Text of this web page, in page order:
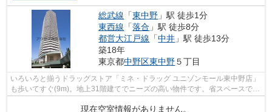
総武線 「東中野 」駅 徒歩1分
東西線 「落合 」駅 徒歩8分
都営大江戸線 「中井 」駅 徒歩13分
築18年
東京都中野区東中野５丁目
いろいろと揃うドラッグストア「ミネ・ドラッグ ユニゾンモール東中野店」
も歩いてすぐ(9m)。地上31階建てでニーズの高い物件です。省スペースで機
現在空室情報がありません。